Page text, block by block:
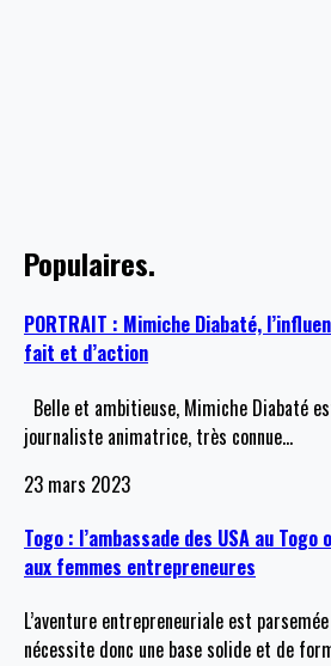
Populaires.
PORTRAIT : Mimiche Diabaté,
fait et d’action
Belle et ambitieuse, Mimiche Diabaté
journaliste animatrice, très connue…
23 mars 2023
Togo : l’ambassade des USA au
aux femmes entrepreneures
L’aventure entrepreneuriale est
nécessite donc une base solide et de